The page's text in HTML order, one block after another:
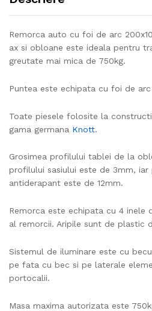
Remorca auto cu foi de arc
ax si obloane este ideala pentru
greutate mai mica de 750kg.
Puntea este echipata cu foi de
Toate piesele folosite la
gama germana Knott.
Grosimea profilului tablei de la
profilului sasiului este de 3mm,
antiderapant este de 12mm.
Remorca este echipata cu 4 inele
al remorcii. Aripile sunt de plastic
Sistemul de iluminare este cu
pe fata cu bec si pe laterale
portocalii.
Masa maxima autorizata este